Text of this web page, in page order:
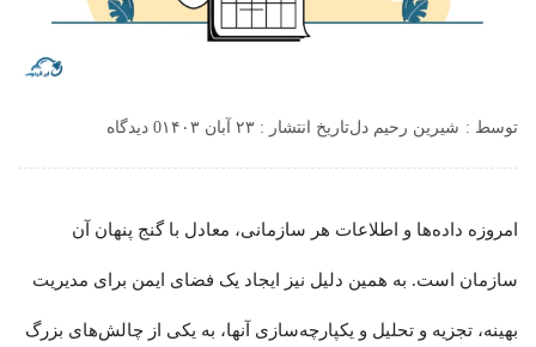
توسط : شیرین رحیم دلتاریخ انتشار : ۲۳ آبان ۱۴۰۳ 0 دیدگاه
امروزه داده‌ها و اطلاعات هر سازمانی، معادل با گنج پنهان آن
سازمان است. به همین دلیل نیز ایجاد یک فضای ایمن برای مدیریت
بهینه، تجزیه‌ و تحلیل و یکپارچه‌سازی آنها، به یکی از چالش‌های بزرگ